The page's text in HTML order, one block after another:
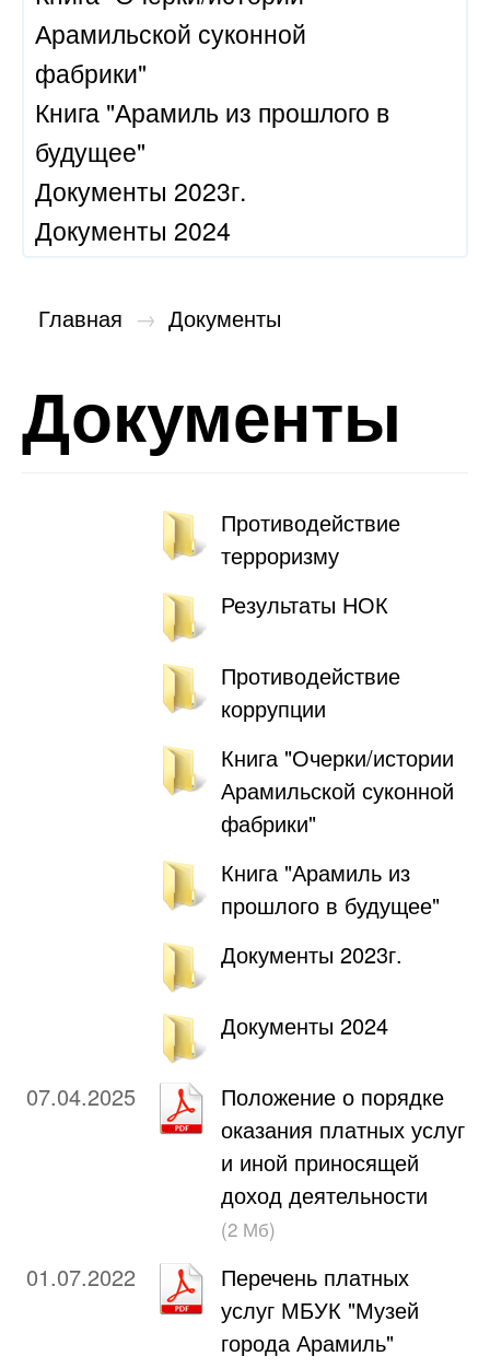
Арамильской суконной
фабрики"
Книга "Арамиль из прошлого в
будущее"
Документы 2023г.
Документы 2024
Главная → Документы
Документы
Противодействие
терроризму
Результаты НОК
Противодействие
коррупции
Книга "Очерки/истории
Арамильской суконной
фабрики"
Книга "Арамиль из
прошлого в будущее"
Документы 2023г.
Документы 2024
07.04.2025
Положение о порядке
оказания платных услуг
и иной приносящей
доход деятельности
(2 Мб)
01.07.2022
Перечень платных
услуг МБУК "Музей
города Арамиль"